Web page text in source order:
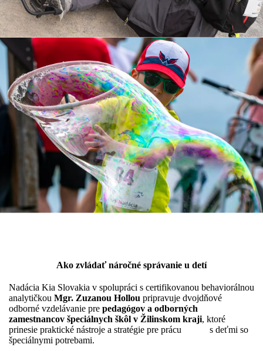
Ako zvládať náročné správanie u detí
Nadácia Kia Slovakia v spolupráci s certifikovanou behaviorálnou
analytičkou Mgr. Zuzanou Hollou pripravuje dvojdňové
odborné vzdelávanie pre pedagógov a odborných
zamestnancov špeciálnych škôl v Žilinskom kraji, ktoré
prinesie praktické nástroje a stratégie pre prácu s deťmi so
špeciálnymi potrebami.